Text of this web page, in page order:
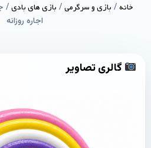
خانه/ بازی و سرگرمی/ بازی های بادی/
اجاره روزانه
گالری تصاویر